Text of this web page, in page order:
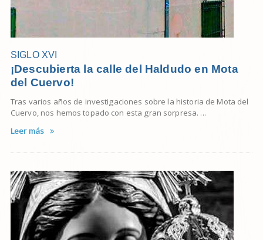
SIGLO XVI
¡Descubierta la calle del Haldudo en Mota
del Cuervo!
Tras varios años de investigaciones sobre la historia de Mota del
Cuervo, nos hemos topado con esta gran sorpresa. ...
Leer más